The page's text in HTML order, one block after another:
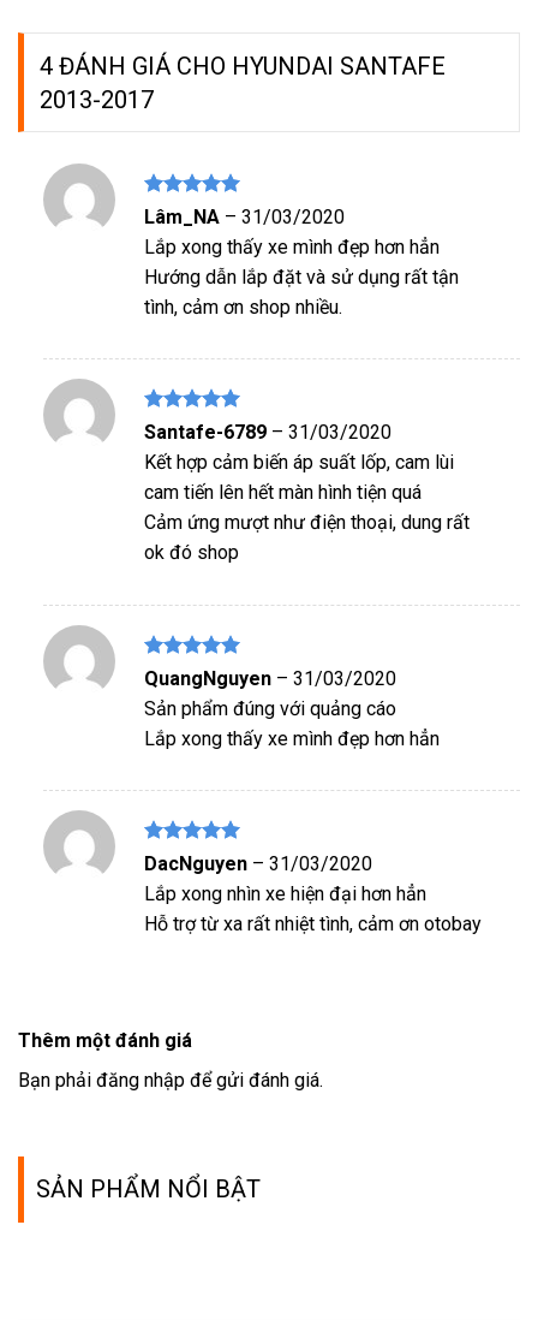
4 ĐÁNH GIÁ CHO HYUNDAI SANTAFE
2013-2017
Được xếp
hạng5
sao
Lâm_NA – 31/03/2020
Lắp xong thấy xe mình đẹp hơn hẳn
Hướng dẫn lắp đặt và sử dụng rất tận
tình, cảm ơn shop nhiều.
Được xếp
sao
Santafe-6789 – 31/03/2020
Kết hợp cảm biến áp suất lốp, cam lùi
cam tiến lên hết màn hình tiện quá
Cảm ứng mượt như điện thoại, dung rất
ok đó shop
Được xếp
hạng 55
sao
QuangNguyen – 31/03/2020
Sản phẩm đúng với quảng cáo
Lắp xong thấy xe mình đẹp hơn hẳn
Được xếp
55
sao
DacNguyen – 31/03/2020
Lắp xong nhìn xe hiện đại hơn hẳn
Hỗ trợ từ xa rất nhiệt tình, cảm ơn otobay
Thêm một đánh giá
Bạn phải đăng nhập để gửi đánh giá.
SẢN PHẨM NỔI BẬT